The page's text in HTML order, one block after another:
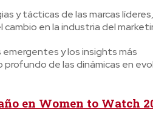
y tácticas de las marcas
en la industria del
y los insights más
de las dinámicas en
en Women to Watch